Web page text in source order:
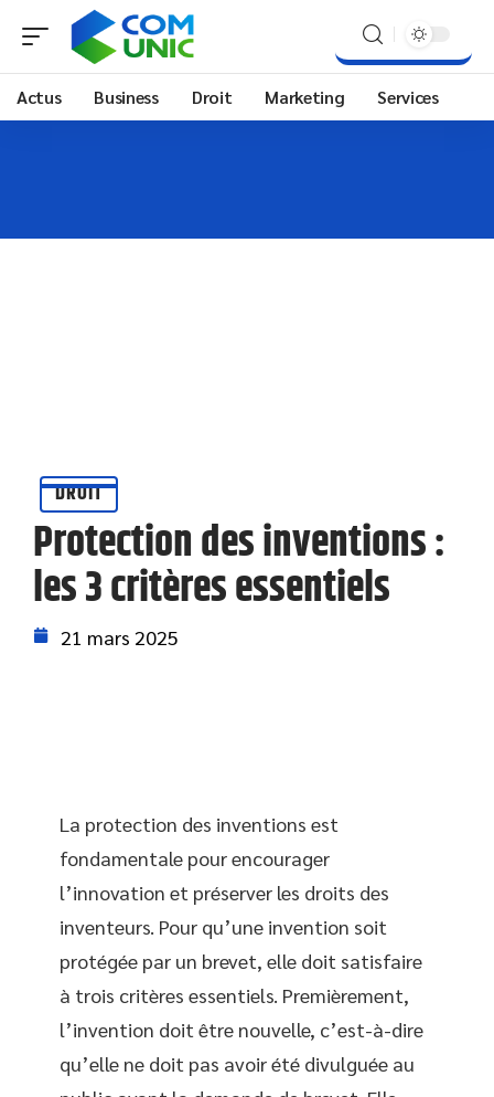
Actus Business Droit Marketing Services
DROIT
Protection des inventions :
les 3 critères essentiels
21 mars 2025
La protection des inventions est
fondamentale pour encourager
l’innovation et préserver les droits des
inventeurs. Pour qu’une invention soit
protégée par un brevet, elle doit satisfaire
à trois critères essentiels. Premièrement,
l’invention doit être nouvelle, c’est-à-dire
qu’elle ne doit pas avoir été divulguée au